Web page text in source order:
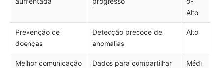
Alto
Prevenção de
doenças
Detecção precoce de
anomalias
Alto
Melhor comunicação
Dados para compartilhar
Médi